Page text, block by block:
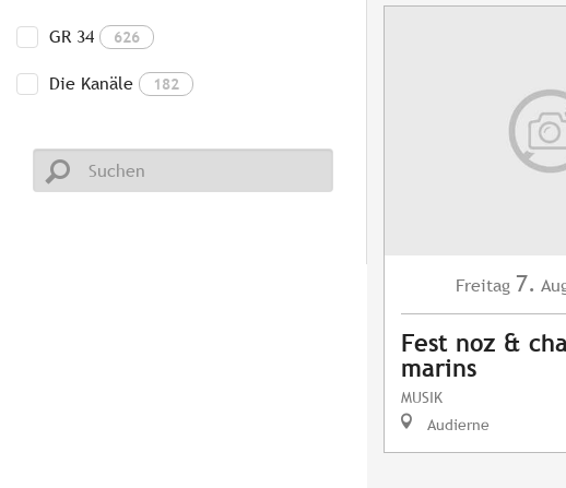
GR 34 626
Die Kanäle 182
Freitag 7.
Fest noz &
marins
MUSIK
Audierne